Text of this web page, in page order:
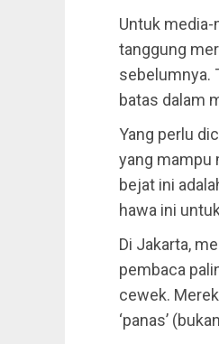
Untuk
tanggung
sebelumnya.
batas dalam
Yang perlu
yang mampu
bejat ini
hawa ini
Di Jakarta,
pembaca
cewek.
‘panas’